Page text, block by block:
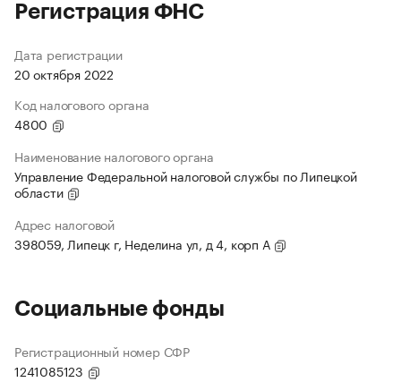
Регистрация ФНС
Дата регистрации
20 октября 2022
Код налогового органа
4800
Наименование налогового органа
Управление Федеральной налоговой службы по Липецкой
области
Адрес налоговой
398059, Липецк г, Неделина ул, д 4, корп А
Социальные фонды
Регистрационный номер СФР
1241085123